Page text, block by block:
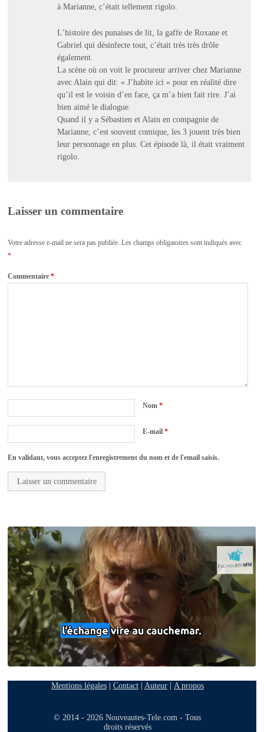
à Marianne, c’était tellement rigolo.
L’histoire des punaises de lit, la gaffe de Roxane et
Gabriel qui désinfecte tout, c’était très très drôle
également.
La scène où on voit le procureur arriver chez Marianne
avec Alain qui dit: « J’habite ici » pour en réalité dire
qu’il est le voisin d’en face, ça m’a bien fait rire. J’ai
bien aimé le dialogue.
Quand il y a Sébastien et Alain en compagnie de
Marianne, c’est souvent comique, les 3 jouent très bien
leur personnage en plus. Cet épisode là, il était vraiment
rigolo.
Laisser un commentaire
Votre adresse e-mail ne sera pas publiée. Les champs obligatoires sont indiqués avec
*
Commentaire*
Nom*
E-mail*
En validant, vous acceptez l'enregistrement du nom et de l'email saisis.
Mentions légales| Contact| Auteur| A propos
© 2014 - 2026 Nouveautes-Tele.com - Tous
droits réservés